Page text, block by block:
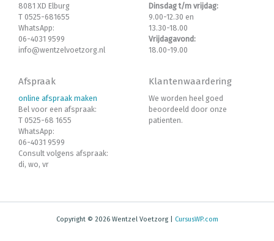
8081 XD Elburg
T 0525-681655
WhatsApp:
06-4031 9599
info@wentzelvoetzorg.nl
Dinsdag t/m vrijdag:
9.00-12.30 en
13.30-18.00
Vrijdagavond:
18.00-19.00
Afspraak
online afspraak maken
Bel voor een afspraak:
T 0525-68 1655
WhatsApp:
06-4031 9599
Consult volgens afspraak:
di, wo, vr
Klantenwaardering
We worden heel goed
beoordeeld door onze
patienten.
Copyright © 2026 Wentzel Voetzorg | CursusWP.com